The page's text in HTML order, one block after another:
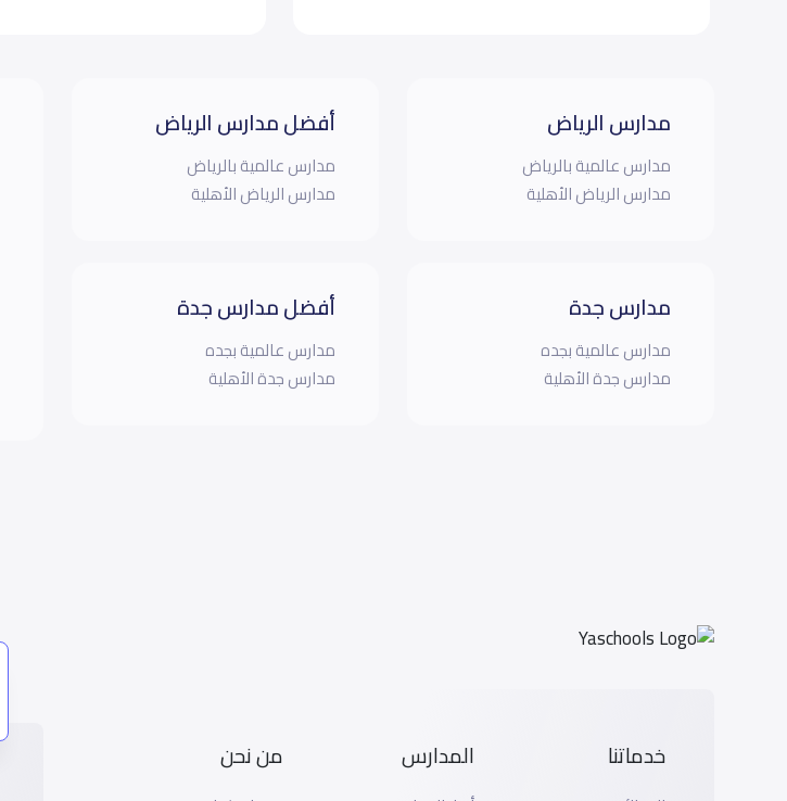
مدارس الرياض
مدارس عالمية بالرياض
مدارس الرياض الأهلية
مدارس جدة
مدارس عالمية بجده
مدارس جدة الأهلية
أفضل مدارس الرياض
مدارس عالمية بالرياض
مدارس الرياض الأهلية
أفضل مدارس جدة
مدارس عالمية بجده
مدارس جدة الأهلية
خدماتنا المدارس من نحن